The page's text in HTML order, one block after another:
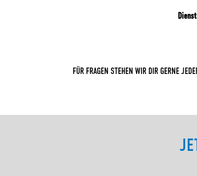
FÜR FRAGEN STEHEN WIR DIR GERNE